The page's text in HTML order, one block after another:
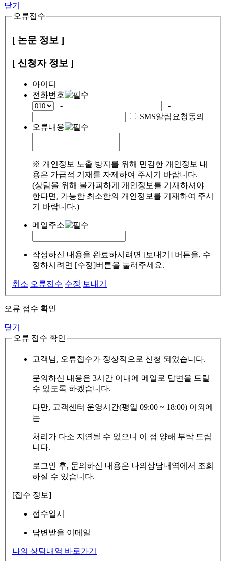
닫기
오류접수
[ 논문 정보 ]
[ 신청자 정보 ]
아이디
전화번호
-
-
SMS알림요청동의
오류내용
※ 개인정보 노출 방지를 위해 민감한 개인정보 내
용은 가급적 기재를 자제하여 주시기 바랍니다.
(상담을 위해 불가피하게 개인정보를 기재하셔야
한다면, 가능한 최소한의 개인정보를 기재하여 주시
기 바랍니다.)
메일주소
작성하신 내용을 완료하시려면 [보내기] 버튼을, 수
정하시려면 [수정]버튼을 눌러주세요.
취소 오류접수 수정 보내기
오류 접수 확인
닫기
오류 접수 확인
고객님, 오류접수가 정상적으로 신청 되었습니다.
문의하신 내용은 3시간 이내에 메일로 답변을 드릴
수 있도록 하겠습니다.
다만, 고객센터 운영시간(평일 09:00 ~ 18:00) 이외에
는
처리가 다소 지연될 수 있으니 이 점 양해 부탁 드립
니다.
로그인 후, 문의하신 내용은 나의상담내역에서 조회
하실 수 있습니다.
[접수 정보]
접수일시
답변받을 이메일
나의 상담내역 바로가기